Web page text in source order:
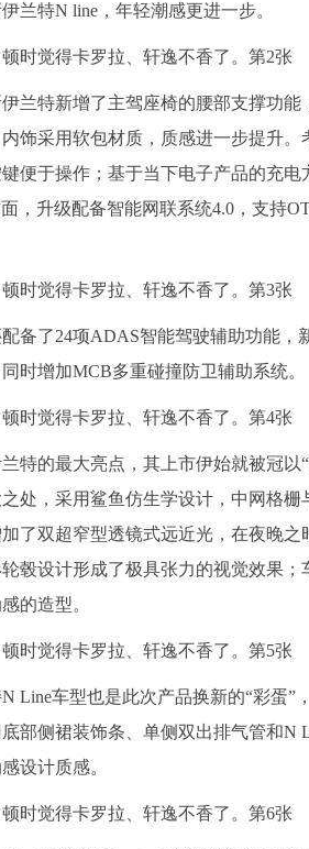
兰特N line，年轻潮感更进一步。
兰特新增了主驾座椅的腰部支撑功
饰采用软包材质，质感进一步提升
便于操作；基于当下电子产品的充
，升级配备智能网联系统4.0，支持
备了24项ADAS智能驾驶辅助功能
时增加MCB多重碰撞防卫辅助系统。
特的最大亮点，其上市伊始就被冠
处，采用鲨鱼仿生学设计，中网格
了双超窄型透镜式远近光，在夜晚
毂设计形成了极具张力的视觉效果
的造型。
Line车型也是此次产品换新的“彩蛋”
部侧裙装饰条、单侧双出排气管和
设计质感。